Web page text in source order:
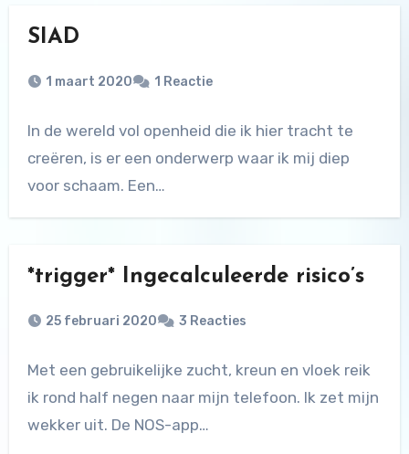
SIAD
1 maart 2020 1 Reactie
In de wereld vol openheid die ik hier tracht te
creëren, is er een onderwerp waar ik mij diep
voor schaam. Een…
*trigger* Ingecalculeerde risico’s
25 februari 2020 3 Reacties
Met een gebruikelijke zucht, kreun en vloek reik
ik rond half negen naar mijn telefoon. Ik zet mijn
wekker uit. De NOS-app…